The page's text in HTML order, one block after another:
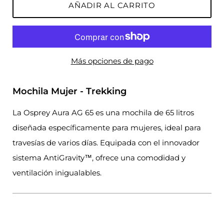
AÑADIR AL CARRITO
Más opciones de pago
Mochila Mujer - Trekking
La Osprey Aura AG 65 es una mochila de 65 litros
diseñada específicamente para mujeres, ideal para
travesías de varios días. Equipada con el innovador
sistema AntiGravity™, ofrece una comodidad y
ventilación inigualables.